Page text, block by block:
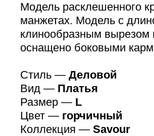
Модель расклешенного
манжетах. Модель с
клинообразным вырезом
оснащено боковыми
Стиль — Деловой
Вид — Платья
Размер — L
Цвет — горчичный
Коллекция — Savour